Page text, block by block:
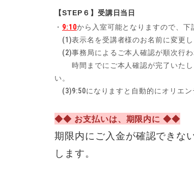
【STEP６】受講日当日
・ 9:10から入室可能となりますので、下
(1)表示名を受講者様のお名前に変更し
(2)事務局によるご本人確認が順次行
時間までにご本人確認が完了いたし
い。
(3)9:50になりますと自動的にオリエン
◆◆ お支払いは、期限内に ◆◆
期限内にご入金が確認できな
します。